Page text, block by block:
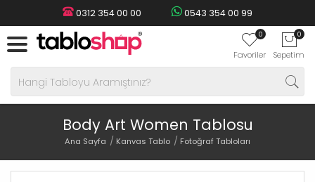
0312 354 00 00 0543 354 00 99
0
Favoriler
0
Sepetim
Body Art Women Tablosu
Ana Sayfa Kanvas Tablo Fotoğraf Tabloları